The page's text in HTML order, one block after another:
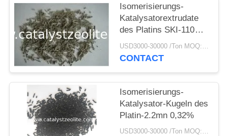
Isomerisierungs-
Katalysatorextrudate
des Platins SKI-110
0,046%
USD3000-30000 /Ton MOQ:1 Kilogramm
CONTACT
Isomerisierungs-
Katalysator-Kugeln des
Platin-2.2mn 0,32%
USD3000-30000 /Ton MOQ:1 Kilogramm